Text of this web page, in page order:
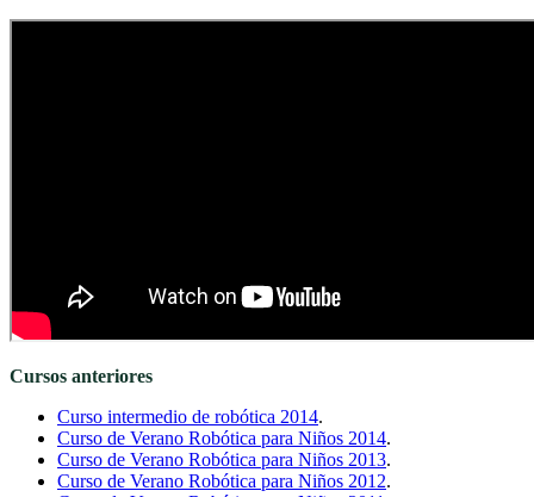
Cursos anteriores
Curso intermedio de robótica 2014.
Curso de Verano Robótica para Niños 2014.
Curso de Verano Robótica para Niños 2013.
Curso de Verano Robótica para Niños 2012.